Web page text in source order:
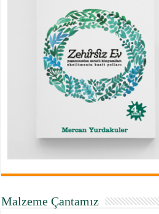
Malzeme Çantamız